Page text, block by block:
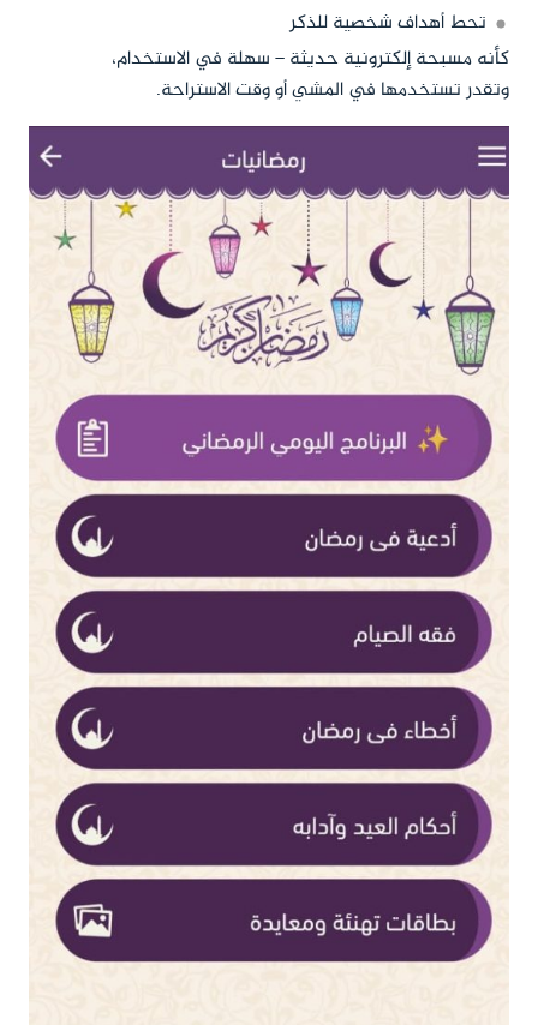
تحط أهداف شخصية للذكر
كأنه مسبحة إلكترونية حديثة – سهلة في الاستخدام،
وتقدر تستخدمها في المشي أو وقت الاستراحة.